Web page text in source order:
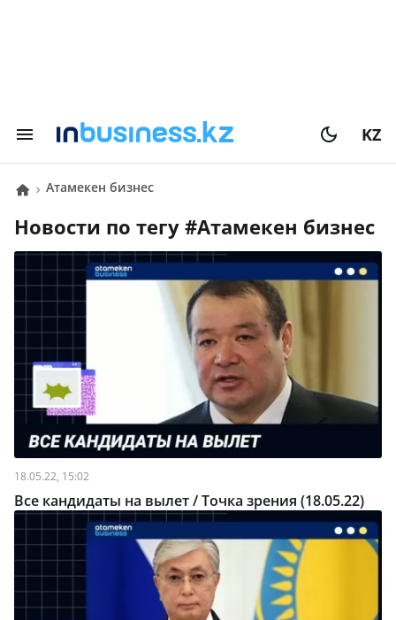
KZ
атамекен бизнес
Новости по тегу # атамекен бизнес
18.05.22, 15:02
Все кандидаты на вылет / Точка зрения (18.05.22)